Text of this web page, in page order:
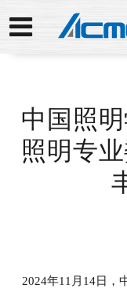
中国照
照明专
2024年11月14日，